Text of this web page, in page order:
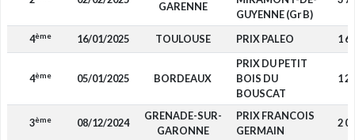
GARENNE
GUYENNE (Gr B)
4ème 16/01/2025 TOULOUSE PRIX PALEO 1
4ème 05/01/2025 BORDEAUX
PRIX DU PETIT
BOIS DU
BOUSCAT
1
3ème 08/12/2024
GRENADE-SUR-
GARONNE
PRIX FRANCOIS
GERMAIN
2